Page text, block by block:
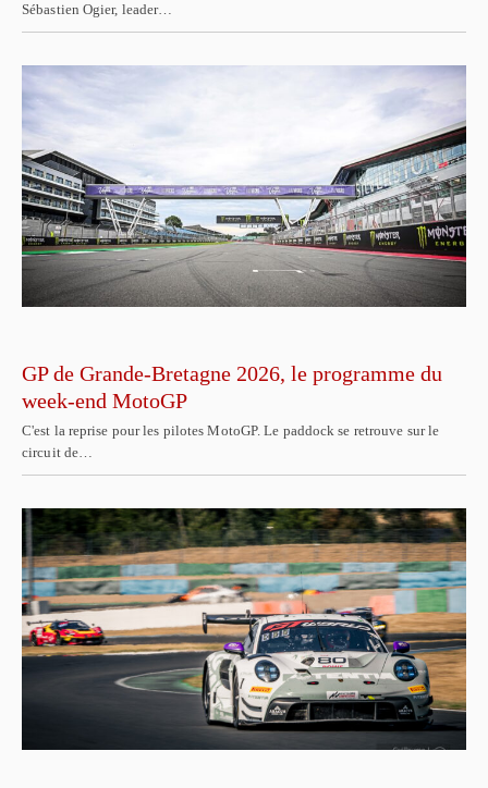
Sébastien Ogier, leader…
GP de Grande-Bretagne 2026, le programme du
week-end MotoGP
C'est la reprise pour les pilotes MotoGP. Le paddock se retrouve sur le
circuit de…